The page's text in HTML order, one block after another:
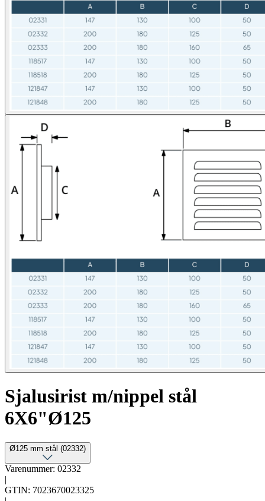
Sjalusirist m/nippel stål
6X6"Ø125
Ø125 mm stål (02332)
Varenummer: 02332
|
GTIN: 7023670023325